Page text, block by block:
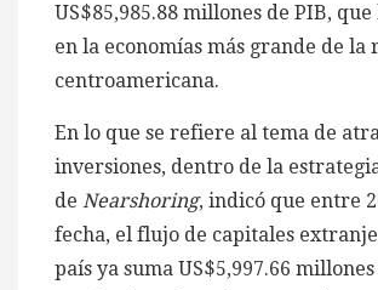
US$85,985.88 millones de PIB,
en la economías más grande de la
centroamericana.
En lo que se refiere al tema de
inversiones, dentro de la
de Nearshoring, indicó que entre
fecha, el flujo de capitales
país ya suma US$5,997.66